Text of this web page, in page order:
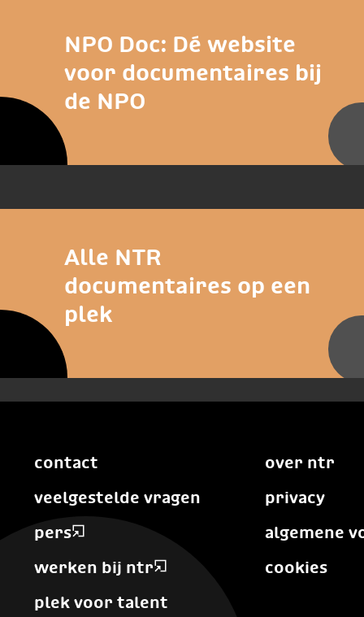
NPO Doc: Dé website
voor documentaires bij
de NPO
Alle NTR
documentaires op een
plek
contact
veelgestelde vragen
pers
werken bij ntr
plek voor talent
over ntr
privacy
algemene
cookies